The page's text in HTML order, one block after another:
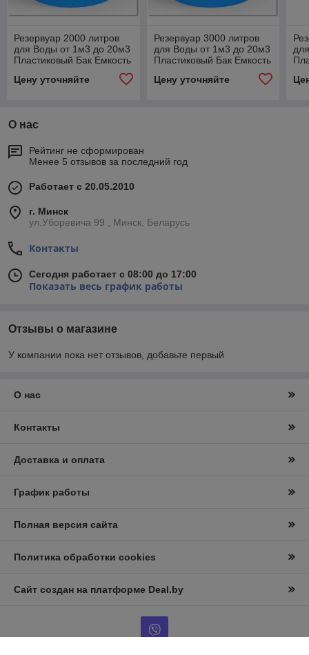
Резервуар 2000 литров
для Воды от 1м3 до 20м3
Пластиковый Бак Емкость
Цену уточняйте
Резервуар 3000 литров
для Воды от 1м3 до 20м3
Пластиковый Бак Емкость
Цену уточняйте
О нас
Рейтинг не сформирован
Менее 5 отзывов за последний год
Работает с 20.05.2010
г. Минск
ул.Уборевича 99 , Минск, Беларусь
Контакты
Сегодня работает с 08:00 до 17:00
Показать весь график работы
Отзывы о магазине
У компании пока нет отзывов, добавьте первый
О нас
Контакты
Доставка и оплата
График работы
Полная версия сайта
Политика обработки cookies
Сайт создан на платформе Deal.by